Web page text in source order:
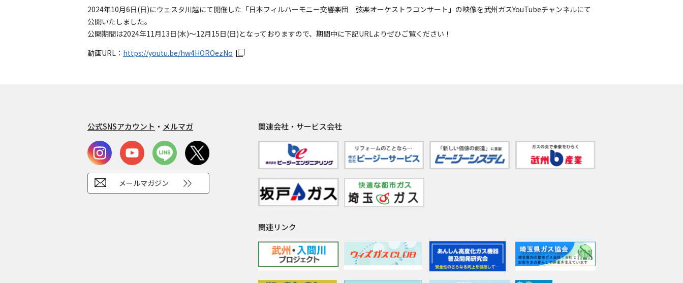
2024年10月6日(日)にウェスタ川越にて開催した「日本フィルハーモニー交響楽団 弦楽オーケストラコンサート」の映像を武州ガスYouTubeチャンネルにて
公開いたしました。
公開期間は2024年11月13日(水)～12月15日(日)となっておりますので、期間中に下記URLよりぜひご覧ください！
動画URL： https://youtu.be/hw4HOROezNo
公式SNSアカウント ・ メルマガ
メールマガジン
関連会社・サービス会社
関連リンク